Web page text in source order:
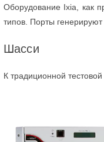
Оборудование Ixia, как
типов. Порты
Шасси
К традиционной